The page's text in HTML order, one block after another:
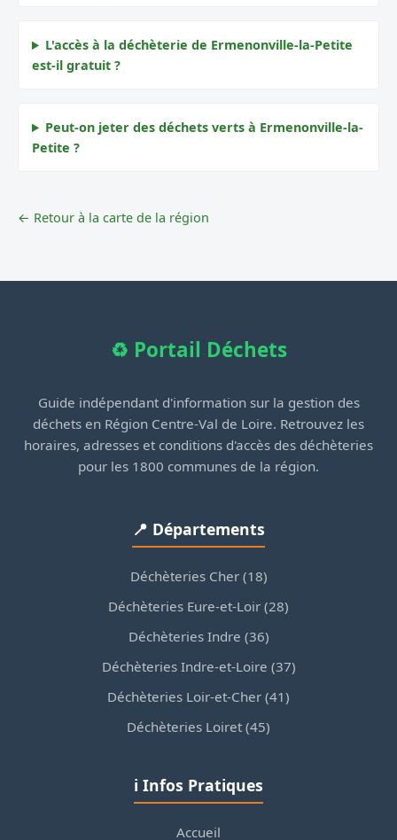
L'accès à la déchèterie de Ermenonville-la-Petite
est-il gratuit ?
Peut-on jeter des déchets verts à Ermenonville-la-
Petite ?
← Retour à la carte de la région
♻️ Portail Déchets
Guide indépendant d'information sur la gestion des
déchets en Région Centre-Val de Loire. Retrouvez les
horaires, adresses et conditions d'accès des déchèteries
pour les 1800 communes de la région.
📍 Départements
Déchèteries Cher (18)
Déchèteries Eure-et-Loir (28)
Déchèteries Indre (36)
Déchèteries Indre-et-Loire (37)
Déchèteries Loir-et-Cher (41)
Déchèteries Loiret (45)
ℹ️ Infos Pratiques
Accueil